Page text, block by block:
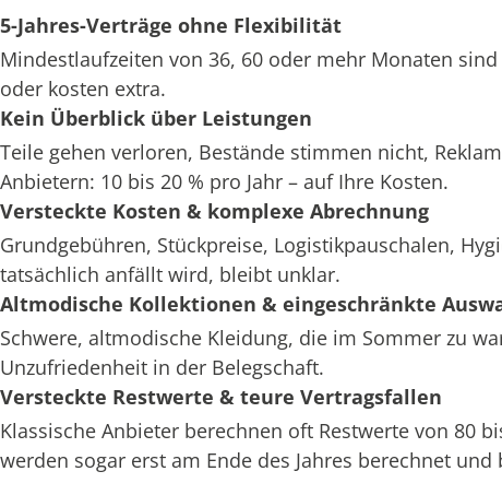
5-Jahres-Verträge ohne Flexibilität
Mindestlaufzeiten von 36, 60 oder mehr Monaten
oder kosten extra.
Kein Überblick über Leistungen
Teile gehen verloren, Bestände stimmen nicht,
Anbietern: 10 bis 20 % pro Jahr – auf Ihre Kosten.
Versteckte Kosten & komplexe Abrechnung
Grundgebühren, Stückpreise, Logistikpauschalen,
tatsächlich anfällt wird, bleibt unklar.
Altmodische Kollektionen & eingeschränkte
Schwere, altmodische Kleidung, die im Sommer zu
Unzufriedenheit in der Belegschaft.
Versteckte Restwerte & teure Vertragsfallen
Klassische Anbieter berechnen oft Restwerte von 80
werden sogar erst am Ende des Jahres berechnet